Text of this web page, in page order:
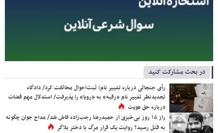
در بحث مشارکت کنید
رأی جنجالی درباره تغییر نام؛ ثبت‌احوال مخالفت کرد/ دادگاه
تجدیدنظر تغییر نام «رقیه» به «رویا» را پذیرفت/ استدلال مهم قضات
درباره حق هویت
راز ۱۵ روز بی‌خبری از حمیدرضا رجب‌زاده فاش شد/ مداح جوان چگونه
به قتل رسید؟ روایت یک قرار مرگ با دختر بلاگر